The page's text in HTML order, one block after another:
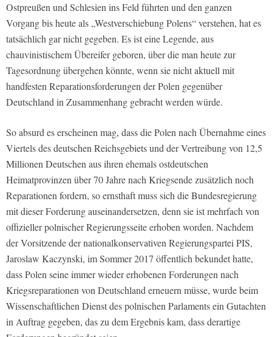
Ostpreußen und Schlesien ins Feld führten und den ganzen
Vorgang bis heute als „Westverschiebung Polens“ verstehen, hat es
tatsächlich gar nicht gegeben. Es ist eine Legende, aus
chauvinistischem Übereifer geboren, über die man heute zur
Tagesordnung übergehen könnte, wenn sie nicht aktuell mit
handfesten Reparationsforderungen der Polen gegenüber
Deutschland in Zusammenhang gebracht werden würde.
So absurd es erscheinen mag, dass die Polen nach Übernahme eines
Viertels des deutschen Reichsgebiets und der Vertreibung von 12,5
Millionen Deutschen aus ihren ehemals ostdeutschen
Heimatprovinzen über 70 Jahre nach Kriegsende zusätzlich noch
Reparationen fordern, so ernsthaft muss sich die Bundesregierung
mit dieser Forderung auseinandersetzen, denn sie ist mehrfach von
offizieller polnischer Regierungsseite erhoben worden. Nachdem
der Vorsitzende der nationalkonservativen Regierungspartei PIS,
Jaroslaw Kaczynski, im Sommer 2017 öffentlich bekundet hatte,
dass Polen seine immer wieder erhobenen Forderungen nach
Kriegsreparationen von Deutschland erneuern müsse, wurde beim
Wissenschaftlichen Dienst des polnischen Parlaments ein Gutachten
in Auftrag gegeben, das zu dem Ergebnis kam, dass derartige